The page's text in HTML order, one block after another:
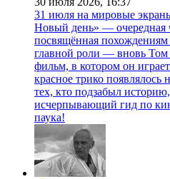
31 июля на мировые
Новый день» — очередная
посвящённая похождениям
главной роли — вновь
фильм, в котором он
красное трико появлялось
тех, кто подзабыл
исчерпывающий гид по
паука!